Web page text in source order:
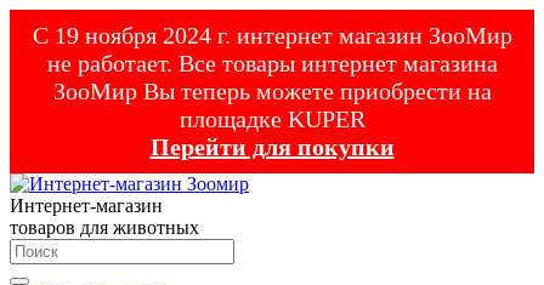
С 19 ноября 2024 г. интернет магазин ЗооМир
не работает. Все товары интернет магазина
ЗооМир Вы теперь можете приобрести на
площадке KUPER
Перейти для покупки
Интернет-магазин
товаров для животных